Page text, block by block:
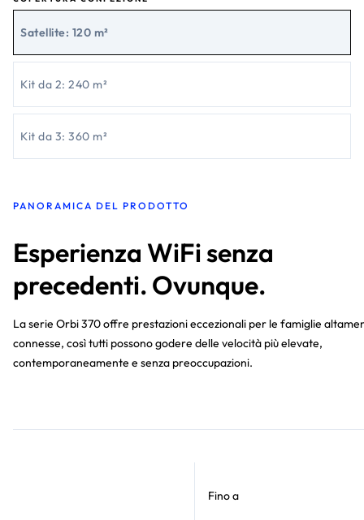
Satellite: 120 m²
Kit da 2: 240 m²
Kit da 3: 360 m²
PANORAMICA DEL PRODOTTO
Esperienza WiFi senza
precedenti. Ovunque.
La serie Orbi 370 offre prestazioni eccezionali per le famiglie
connesse, così tutti possono godere delle velocità più elevate,
contemporaneamente e senza preoccupazioni.
Fino a